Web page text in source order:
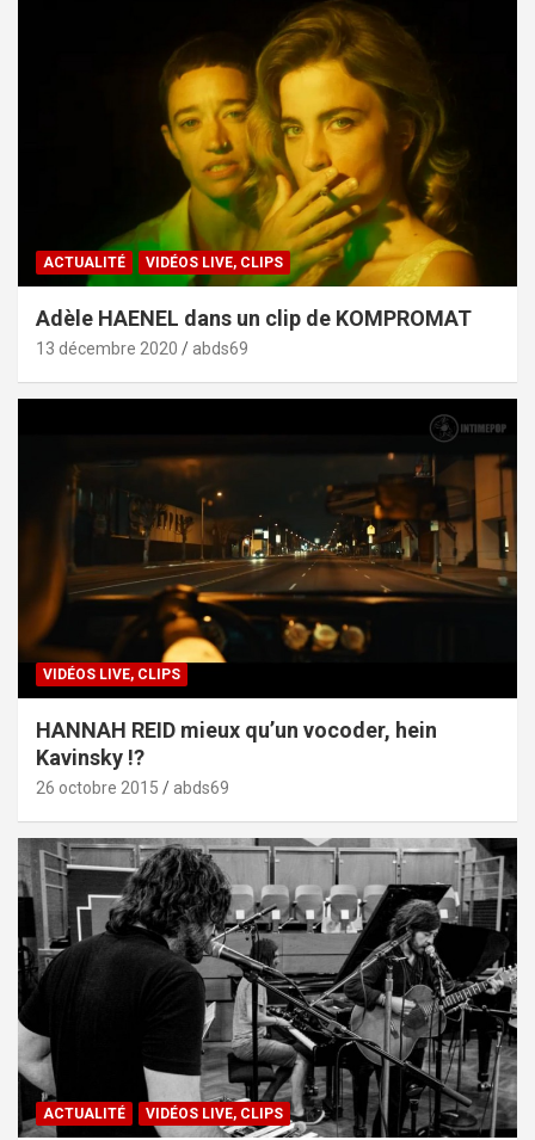
ACTUALITÉ VIDÉOS LIVE, CLIPS
Adèle HAENEL dans un clip de KOMPROMAT
13 décembre 2020 abds69
VIDÉOS LIVE, CLIPS
HANNAH REID mieux qu’un vocoder, hein
Kavinsky !?
26 octobre 2015 abds69
ACTUALITÉ VIDÉOS LIVE, CLIPS